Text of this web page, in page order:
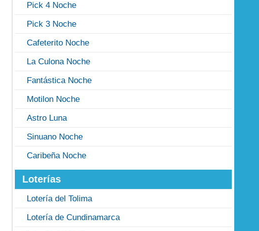
Pick 4 Noche
Pick 3 Noche
Cafeterito Noche
La Culona Noche
Fantástica Noche
Motilon Noche
Astro Luna
Sinuano Noche
Caribeña Noche
Loterías
Lotería del Tolima
Lotería de Cundinamarca